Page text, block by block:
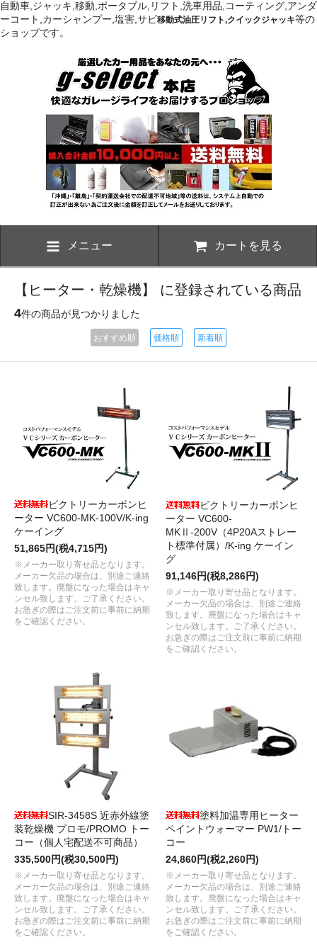
自動車,ジャッキ,移動,ポータブル,リフト,洗車用品,コーティング,アンダ
ーコート,カーシャンプー,塩害,サビ移動式油圧リフト,クイックジャッキ等の
ショップです。
メニュー カートを見る
【ヒーター・乾燥機】 に登録されている商品
4件の商品が見つかりました
おすすめ順 価格順 新着順
ビクトリーカーボンヒ
ーター VC600-MK-100V/K-ing
ケーイング
51,865円(税4,715円)
※メーカー取り寄せ品となります。
メーカー欠品の場合は、別途ご連絡
致します。廃盤になった場合はキャ
ンセル致します。ご了承ください。
お急ぎの際はご注文前に事前に納期
をご確認ください。
ビクトリーカーボンヒ
ーター VC600-
MKⅡ-200V（4P20Aストレー
ト標準付属）/K-ing ケーイン
グ
91,146円(税8,286円)
※メーカー取り寄せ品となります。
メーカー欠品の場合は、別途ご連絡
致します。廃盤になった場合はキャ
ンセル致します。ご了承ください。
お急ぎの際はご注文前に事前に納期
をご確認ください。
SIR-3458S 近赤外線塗
装乾燥機 プロモ/PROMO トー
コー（個人宅配送不可商品）
335,500円(税30,500円)
※メーカー取り寄せ品となります。
メーカー欠品の場合は、別途ご連絡
致します。廃盤になった場合はキャ
ンセル致します。ご了承ください。
お急ぎの際はご注文前に事前に納期
をご確認ください。
塗料加温専用ヒーター
ペイントウォーマー PW1/トー
コー
24,860円(税2,260円)
※メーカー取り寄せ品となります。
メーカー欠品の場合は、別途ご連絡
致します。廃盤になった場合はキャ
ンセル致します。ご了承ください。
お急ぎの際はご注文前に事前に納期
をご確認ください。